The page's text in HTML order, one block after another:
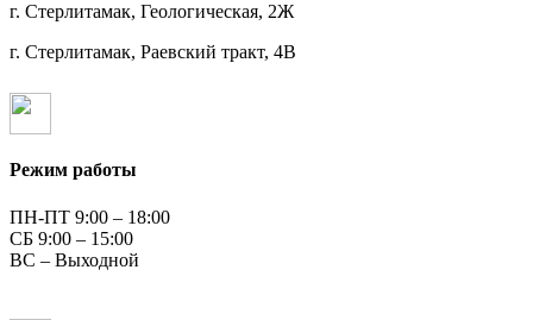
г. Стерлитамак, Геологическая, 2Ж
г. Стерлитамак, Раевский тракт, 4В
Режим работы
ПН-ПТ 9:00 – 18:00
СБ 9:00 – 15:00
ВС – Выходной